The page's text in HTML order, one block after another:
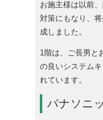
お施主様は以前
対策にもなり、
成しました。
1階は、ご長男と
の良いシステム
れています。
パナソニ